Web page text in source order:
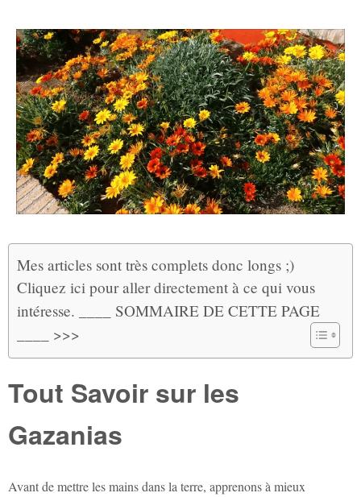
Mes articles sont très complets donc longs ;)
Cliquez ici pour aller directement à ce qui vous
intéresse. ____ SOMMAIRE DE CETTE PAGE
____ >>>
Tout Savoir sur les
Gazanias
Avant de mettre les mains dans la terre, apprenons à mieux